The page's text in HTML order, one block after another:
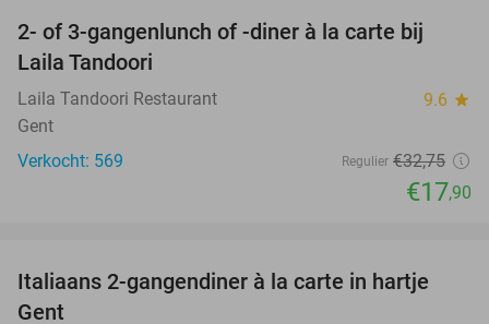
45%
2- of 3-gangenlunch of -diner à la carte bij
Laila Tandoori
Laila Tandoori Restaurant 9.6 star
Gent
Verkocht: 569
Regulier €32,75
€17,90
50%
Italiaans 2-gangendiner à la carte in hartje
Gent